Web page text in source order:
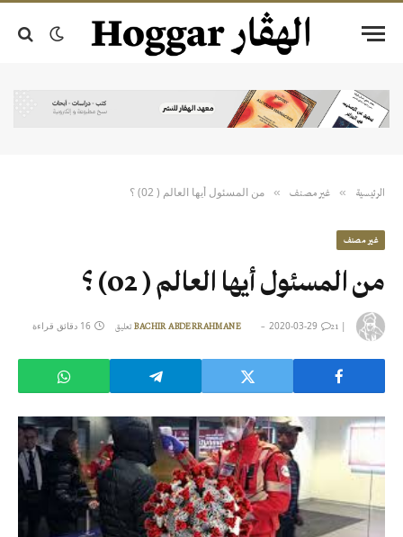
الرئيسية » غير مصنف » من المسئول أيها العالم ( 02) ؟
غير مصنف
من المسئول أيها العالم ( 02) ؟
|
BACHIR ABDERRAHMANE 2020-03-29 21 تعليق 16 دقائق قراءة